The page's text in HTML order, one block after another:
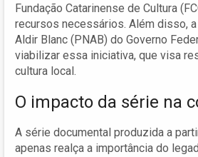
Fundação Catarinense de Cultura
recursos necessários. Além disso,
Aldir Blanc (PNAB) do Governo
viabilizar essa iniciativa, que visa
cultura local.
O impacto da série na
A série documental produzida a
apenas realça a importância do